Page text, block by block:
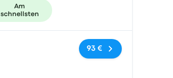
Am
schnellsten
Keine Tags
93 €